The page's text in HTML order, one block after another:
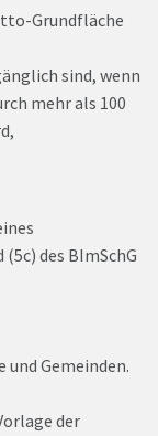
Grundfläche
sind, wenn
mehr als 100
des BImSchG
Gemeinden.
der